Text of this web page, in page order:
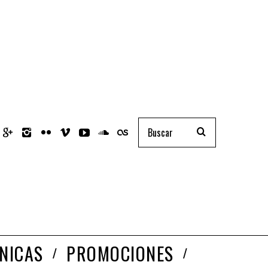
PROMOCIONES